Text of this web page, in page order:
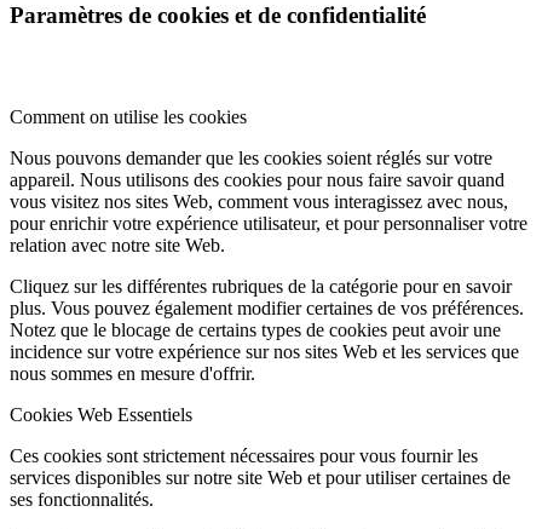
Paramètres de cookies et de confidentialité
Comment on utilise les cookies
Nous pouvons demander que les cookies soient réglés sur votre
appareil. Nous utilisons des cookies pour nous faire savoir quand
vous visitez nos sites Web, comment vous interagissez avec nous,
pour enrichir votre expérience utilisateur, et pour personnaliser votre
relation avec notre site Web.
Cliquez sur les différentes rubriques de la catégorie pour en savoir
plus. Vous pouvez également modifier certaines de vos préférences.
Notez que le blocage de certains types de cookies peut avoir une
incidence sur votre expérience sur nos sites Web et les services que
nous sommes en mesure d'offrir.
Cookies Web Essentiels
Ces cookies sont strictement nécessaires pour vous fournir les
services disponibles sur notre site Web et pour utiliser certaines de
ses fonctionnalités.